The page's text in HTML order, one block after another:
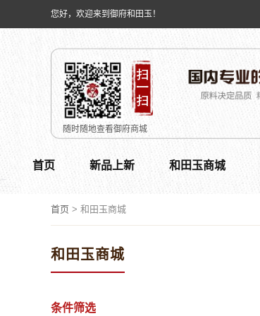
您好，欢迎来到御府和田玉！
随时随地查看御府商城
首页 新品上新 和田玉商城
首页 > 和田玉商城
和田玉商城
条件筛选